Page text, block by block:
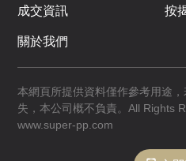
成交資訊 按
關於我們
本網頁所提供資料僅作參考用途
失，本公司概不負責。All Rights
www.super-pp.com